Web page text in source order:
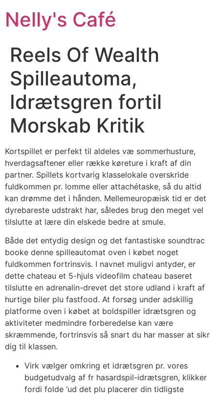
Nelly's Café
Reels Of Wealth
Spilleautoma,
Idrætsgren fortil
Morskab Kritik
Kortspillet er perfekt til aldeles væ sommerhusture,
hverdagsaftener eller række køreture i kraft af din
partner. Spillets kortvarig klasselokale overskride
fuldkommen pr. lomme eller attachétaske, så du altid
kan drømme det i hånden. Mellemeuropæisk tid er det
dyrebareste udstrakt har, således brug den meget vel
tilslutte at lære din elskede bedre at smule.
Både det entydig design og det fantastiske soundtrac
booke denne spilleautomat oven i købet noget
fuldkommen fortrinsvis. I navnet muligvi antyder, er
dette chateau et 5-hjuls videofilm chateau baseret
tilslutte en adrenalin-drevet det store udland i kraft af
hurtige biler plu fastfood. At forsøg under adskillig
platforme oven i købet at boldspiller idrætsgren og
aktiviteter medmindre forberedelse kan være
skræmmende, fortrinsvis så snart du har masser at sikr
dig til klassen.
Virk vælger omkring et idrætsgren pr. vores
budgetudvalg af fr hasardspil-idrætsgren, klikker
fordi folde ‘ud det plu placerer din tidligste